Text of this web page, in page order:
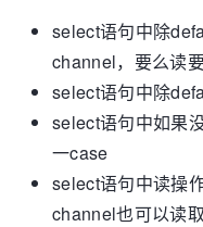
select语句中除
channel，要么读
select语句中除
select语句中如果
一case
select语句中读操
channel也可以读取